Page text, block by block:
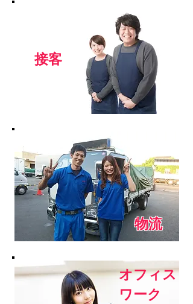
​接客
物流
オフィス
​ワーク